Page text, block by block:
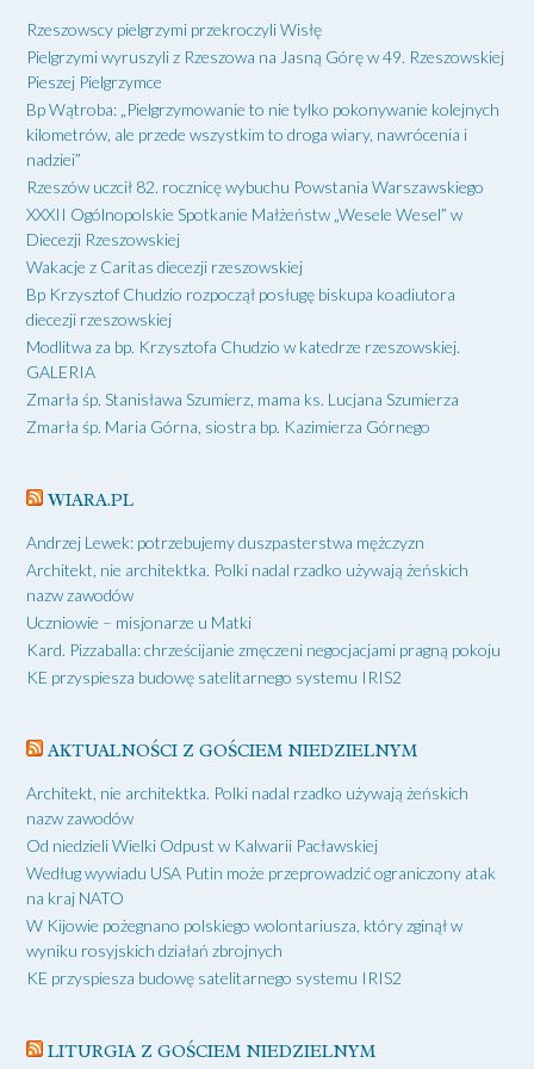
Rzeszowscy pielgrzymi przekroczyli Wisłę
Pielgrzymi wyruszyli z Rzeszowa na Jasną Górę w 49. Rzeszowskiej
Pieszej Pielgrzymce
Bp Wątroba: „Pielgrzymowanie to nie tylko pokonywanie kolejnych
kilometrów, ale przede wszystkim to droga wiary, nawrócenia i
nadziei”
Rzeszów uczcił 82. rocznicę wybuchu Powstania Warszawskiego
XXXII Ogólnopolskie Spotkanie Małżeństw „Wesele Wesel” w
Diecezji Rzeszowskiej
Wakacje z Caritas diecezji rzeszowskiej
Bp Krzysztof Chudzio rozpoczął posługę biskupa koadiutora
diecezji rzeszowskiej
Modlitwa za bp. Krzysztofa Chudzio w katedrze rzeszowskiej.
GALERIA
Zmarła śp. Stanisława Szumierz, mama ks. Lucjana Szumierza
Zmarła śp. Maria Górna, siostra bp. Kazimierza Górnego
WIARA.PL
Andrzej Lewek: potrzebujemy duszpasterstwa mężczyzn
Architekt, nie architektka. Polki nadal rzadko używają żeńskich
nazw zawodów
Uczniowie – misjonarze u Matki
Kard. Pizzaballa: chrześcijanie zmęczeni negocjacjami pragną pokoju
KE przyspiesza budowę satelitarnego systemu IRIS2
AKTUALNOŚCI Z GOŚCIEM NIEDZIELNYM
Architekt, nie architektka. Polki nadal rzadko używają żeńskich
nazw zawodów
Od niedzieli Wielki Odpust w Kalwarii Pacławskiej
Według wywiadu USA Putin może przeprowadzić ograniczony atak
na kraj NATO
W Kijowie pożegnano polskiego wolontariusza, który zginął w
wyniku rosyjskich działań zbrojnych
KE przyspiesza budowę satelitarnego systemu IRIS2
LITURGIA Z GOŚCIEM NIEDZIELNYM